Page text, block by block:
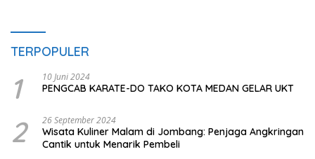
TERPOPULER
1 10 Juni 2024
PENGCAB KARATE-DO TAKO KOTA MEDAN GELAR UKT
2 26 September 2024
Wisata Kuliner Malam di Jombang: Penjaga Angkringan
Cantik untuk Menarik Pembeli